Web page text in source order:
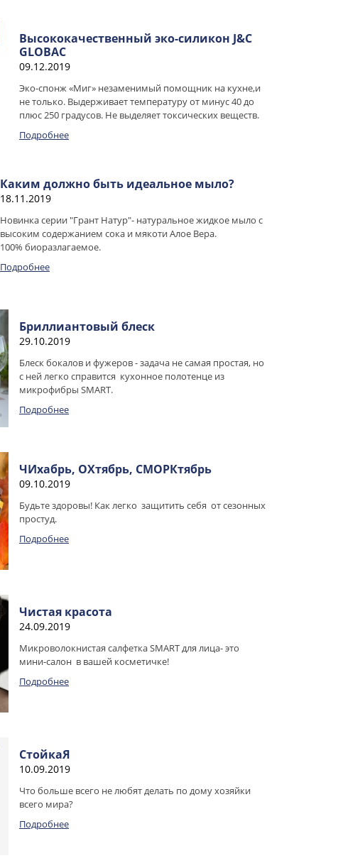
Высококачественный эко-силикон J&C
GLOBAC
09.12.2019
Эко-спонж «Миг» незаменимый помощник на кухне,и
не только. Выдерживает температуру от минус 40 до
плюс 250 градусов. Не выделяет токсических веществ.
Подробнее
Каким должно быть идеальное мыло?
18.11.2019
Новинка серии "Грант Натур"- натуральное жидкое мыло с
высоким содержанием сока и мякоти Алое Вера.
100% биоразлагаемое.
Подробнее
Бриллиантовый блеск
29.10.2019
Блеск бокалов и фужеров - задача не самая простая, но
с ней легко справится кухонное полотенце из
микрофибры SMART.
Подробнее
ЧИхабрь, ОХтябрь, СМОРКтябрь
09.10.2019
Будьте здоровы! Как легко защитить себя от сезонных
простуд.
Подробнее
Чистая красота
24.09.2019
Микроволокнистая салфетка SMART для лица- это
мини-салон в вашей косметичке!
Подробнее
СтойкаЯ
10.09.2019
Что больше всего не любят делать по дому хозяйки
всего мира?
Подробнее